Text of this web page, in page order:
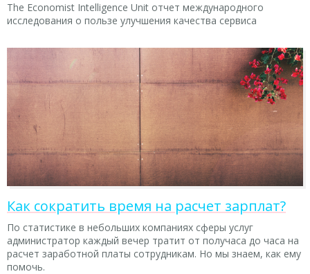
The Economist Intelligence Unit отчет международного
исследования о пользе улучшения качества сервиса
Как сократить время на расчет зарплат?
По статистике в небольших компаниях сферы услуг
администратор каждый вечер тратит от получаса до часа на
расчет заработной платы сотрудникам. Но мы знаем, как ему
помочь.